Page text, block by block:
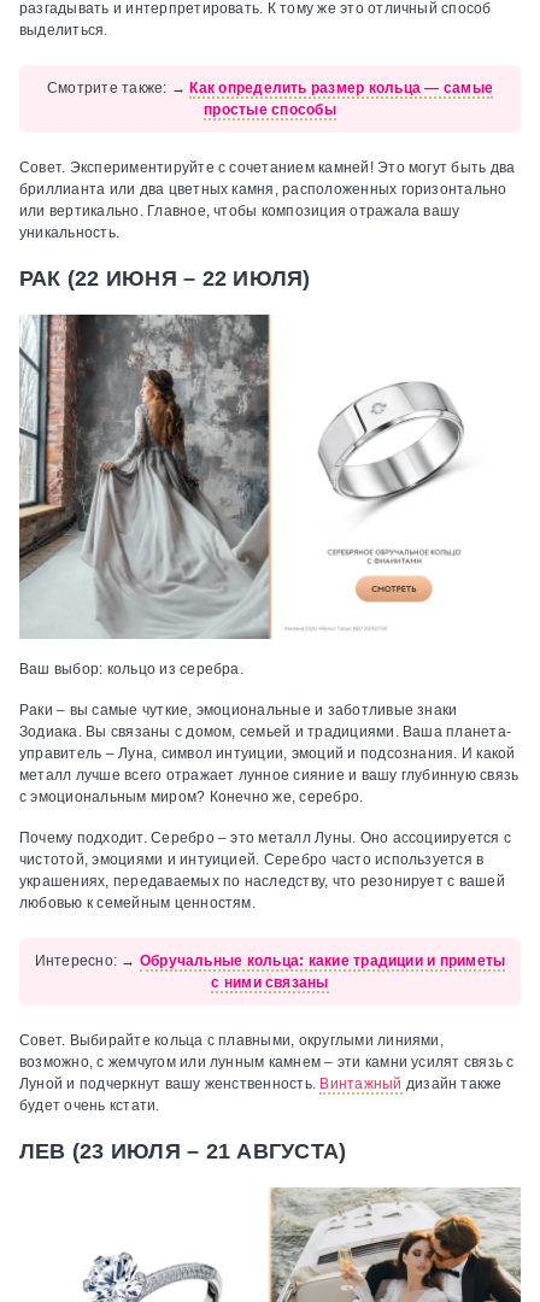
разгадывать и интерпретировать. К тому же это отличный способ
выделиться.
Смотрите также: → Как определить размер кольца — самые
простые способы
Совет. Экспериментируйте с сочетанием камней! Это могут быть два
бриллианта или два цветных камня, расположенных горизонтально
или вертикально. Главное, чтобы композиция отражала вашу
уникальность.
РАК (22 ИЮНЯ – 22 ИЮЛЯ)
Ваш выбор: кольцо из серебра.
Раки – вы самые чуткие, эмоциональные и заботливые знаки
Зодиака. Вы связаны с домом, семьей и традициями. Ваша планета-
управитель – Луна, символ интуиции, эмоций и подсознания. И какой
металл лучше всего отражает лунное сияние и вашу глубинную связь
с эмоциональным миром? Конечно же, серебро.
Почему подходит.Серебро – это металл Луны. Оно ассоциируется с
чистотой, эмоциями и интуицией. Серебро часто используется в
украшениях, передаваемых по наследству, что резонирует с вашей
любовью к семейным ценностям.
Интересно: → Обручальные кольца: какие традиции и приметы
с ними связаны
Совет. Выбирайте кольца с плавными, округлыми линиями,
возможно, с жемчугом или лунным камнем – эти камни усилят связь с
Луной и подчеркнут вашу женственность. Винтажный дизайн также
будет очень кстати.
ЛЕВ (23 ИЮЛЯ – 21 АВГУСТА)